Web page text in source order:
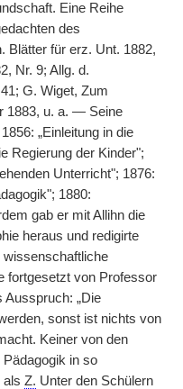
Eine Reihe
des
Blätter für erz. Unt. 1882,
Nr. 9; Allg. d.
G. Wiget, Zum
1883, u. a. — Seine
„Einleitung in die
Regierung der Kinder";
Unterricht"; 1876:
1880:
gab er mit Allihn die
heraus und redigirte
wissenschaftliche
fortgesetzt von Professor
Ausspruch: „Die
sonst ist nichts von
Keiner von den
in so
als Z. Unter den Schülern